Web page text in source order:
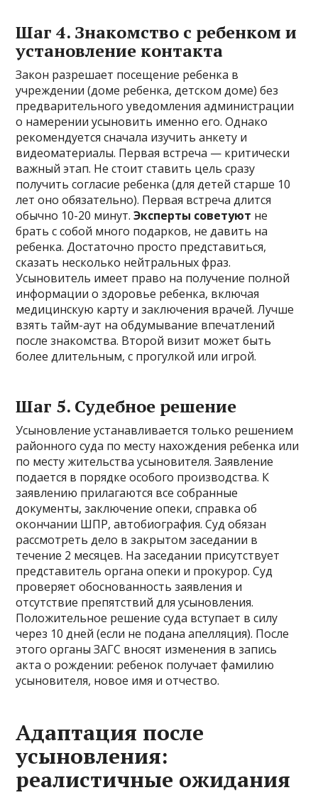
Шаг 4. Знакомство с ребенком и
установление контакта
Закон разрешает посещение ребенка в
учреждении (доме ребенка, детском доме) без
предварительного уведомления администрации
о намерении усыновить именно его. Однако
рекомендуется сначала изучить анкету и
видеоматериалы. Первая встреча — критически
важный этап. Не стоит ставить цель сразу
получить согласие ребенка (для детей старше 10
лет оно обязательно). Первая встреча длится
обычно 10-20 минут.Эксперты советуют не
брать с собой много подарков, не давить на
ребенка. Достаточно просто представиться,
сказать несколько нейтральных фраз.
Усыновитель имеет право на получение полной
информации о здоровье ребенка, включая
медицинскую карту и заключения врачей. Лучше
взять тайм-аут на обдумывание впечатлений
после знакомства. Второй визит может быть
более длительным, с прогулкой или игрой.
Шаг 5. Судебное решение
Усыновление устанавливается только решением
районного суда по месту нахождения ребенка или
по месту жительства усыновителя. Заявление
подается в порядке особого производства. К
заявлению прилагаются все собранные
документы, заключение опеки, справка об
окончании ШПР, автобиография. Суд обязан
рассмотреть дело в закрытом заседании в
течение 2 месяцев. На заседании присутствует
представитель органа опеки и прокурор. Суд
проверяет обоснованность заявления и
отсутствие препятствий для усыновления.
Положительное решение суда вступает в силу
через 10 дней (если не подана апелляция). После
этого органы ЗАГС вносят изменения в запись
акта о рождении: ребенок получает фамилию
усыновителя, новое имя и отчество.
Адаптация после
усыновления:
реалистичные ожидания